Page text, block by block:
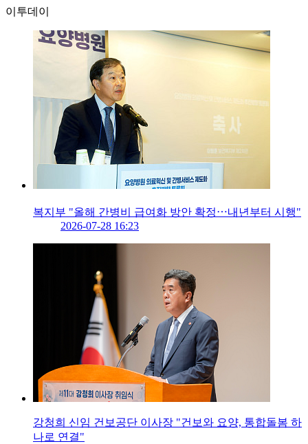
이투데이
복지부 "올해 간병비 급여화 방안 확정⋯내년부터 시행"
2026-07-28 16:23
강청희 신임 건보공단 이사장 "건보와 요양, 통합돌봄 하
나로 연결"